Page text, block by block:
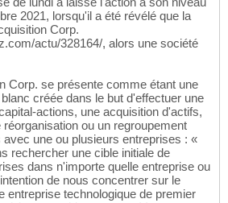
2021, lorsqu'il a été révélé que la
Corp.
actu/328164/, alors une société
Corp. se présente comme étant une
créée dans le but d'effectuer une
actions, une acquisition d'actifs,
ou un regroupement
une ou plusieurs entreprises : «
rechercher une cible initiale de
dans n'importe quelle entreprise ou
de nous concentrer sur le
entreprise technologique de premier